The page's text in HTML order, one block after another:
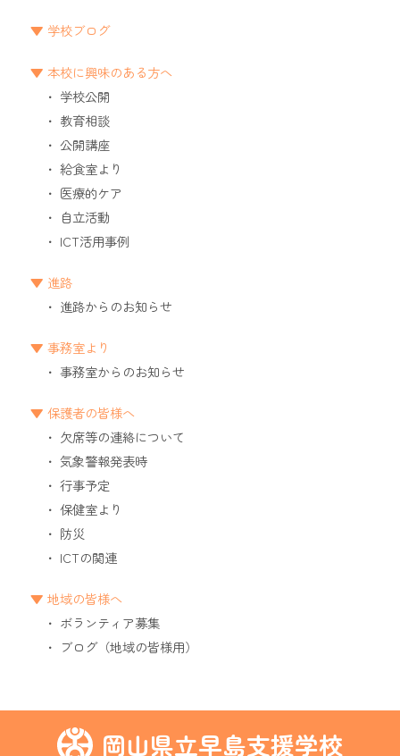
学校ブログ
本校に興味のある方へ
学校公開
教育相談
公開講座
給食室より
医療的ケア
自立活動
ICT活用事例
進路
進路からのお知らせ
事務室より
事務室からのお知らせ
保護者の皆様へ
欠席等の連絡について
気象警報発表時
行事予定
保健室より
防災
ICTの関連
地域の皆様へ
ボランティア募集
ブログ（地域の皆様用）
岡山県立早島支援学校